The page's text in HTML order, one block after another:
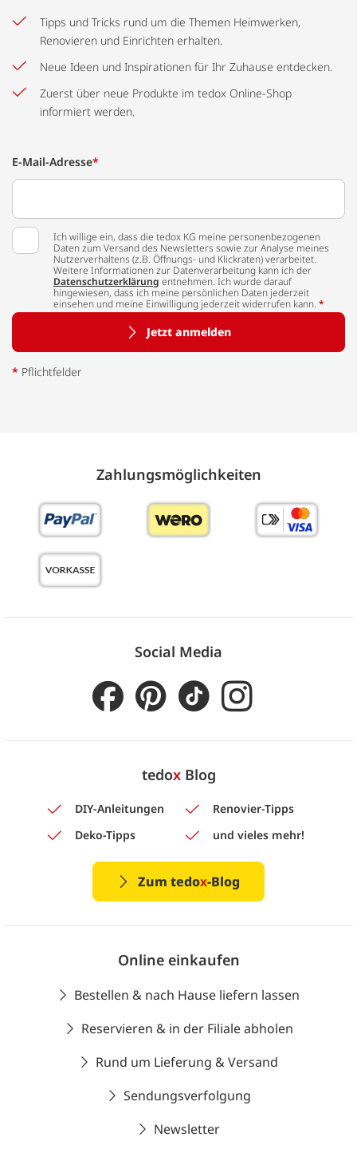
Tipps und Tricks rund um die Themen Heimwerken,
Renovieren und Einrichten erhalten.
Neue Ideen und Inspirationen für Ihr Zuhause entdecken.
Zuerst über neue Produkte im tedox Online-Shop
informiert werden.
E-Mail-Adresse*
Ich willige ein, dass die tedox KG meine personenbezogenen
Daten zum Versand des Newsletters sowie zur Analyse meines
Nutzerverhaltens (z.B. Öffnungs- und Klickraten) verarbeitet.
Weitere Informationen zur Datenverarbeitung kann ich der
Datenschutzerklärung entnehmen. Ich wurde darauf
hingewiesen, dass ich meine persönlichen Daten jederzeit
einsehen und meine Einwilligung jederzeit widerrufen kann. *
Jetzt anmelden
* Pflichtfelder
Zahlungs­möglich­keiten
Social Media
tedoxBlog
DIY-Anleitungen
Renovier-Tipps
Deko-Tipps
und vieles mehr!
Zum tedox-Blog
Online einkaufen
Bestellen & nach Hause liefern lassen
Reservieren & in der Filiale abholen
Rund um Lieferung & Versand
Sendungsverfolgung
Newsletter